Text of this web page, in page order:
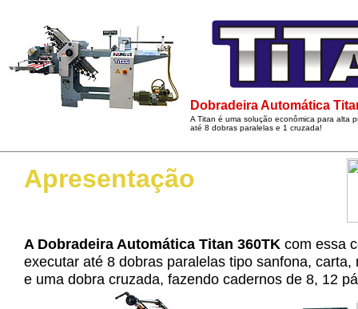
Dobradeira Automática
A Titan é uma solução econômica para alta
até 8 dobras paralelas e 1 cruzada!
Apresentação
A Dobradeira Automática Titan 360TK com essa
executar até 8 dobras paralelas tipo sanfona, carta,
e uma dobra cruzada, fazendo cadernos de 8, 12
durante o processo, ainda pode serrilhar, vincar e